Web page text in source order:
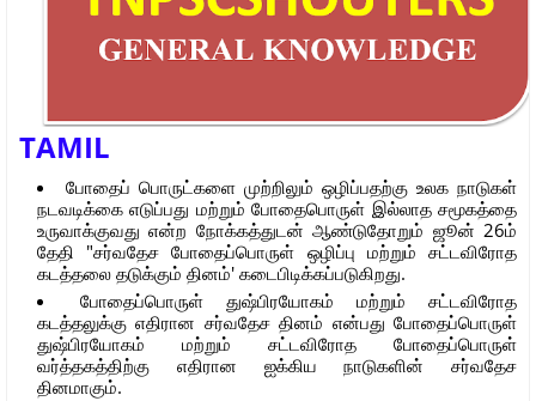
TAMIL
போதைப் பொருட்களை முற்றிலும் ஒழிப்பதற்கு உலக நாடுகள்
நடவடிக்கை எடுப்பது மற்றும் போதைபொருள் இல்லாத சமூகத்தை
உருவாக்குவது என்ற நோக்கத்துடன் ஆண்டுதோறும் ஜூன் 26ம்
தேதி "சர்வதேச போதைப்பொருள் ஒழிப்பு மற்றும் சட்டவிரோத
கடத்தலை தடுக்கும் தினம்' கடைபிடிக்கப்படுகிறது.
போதைப்பொருள் துஷ்பிரயோகம் மற்றும் சட்டவிரோத
கடத்தலுக்கு எதிரான சர்வதேச தினம் என்பது போதைப்பொருள்
துஷ்பிரயோகம் மற்றும் சட்டவிரோத போதைப்பொருள்
வர்த்தகத்திற்கு எதிரான ஐக்கிய நாடுகளின் சர்வதேச
தினமாகும்.